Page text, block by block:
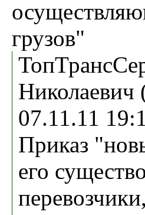
грузов"
Николаевич
07.11.11
Приказ
его